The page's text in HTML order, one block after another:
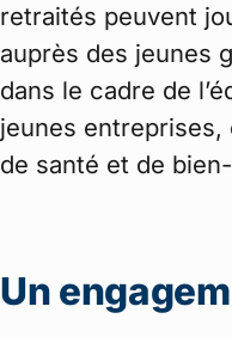
retraités peuvent
auprès des jeunes
dans le cadre de
jeunes entreprises,
de santé et de
Un